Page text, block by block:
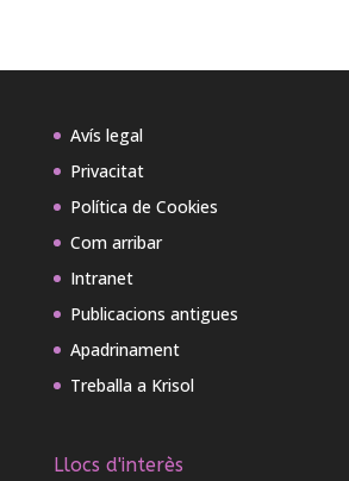
Avís legal
Privacitat
Política de Cookies
Com arribar
Intranet
Publicacions antigues
Apadrinament
Treballa a Krisol
Llocs d'interès